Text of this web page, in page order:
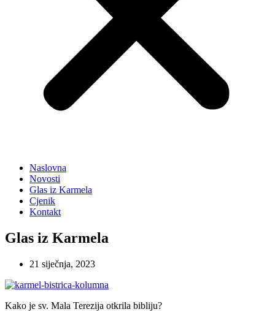
Naslovna
Novosti
Glas iz Karmela
Cjenik
Kontakt
Glas iz Karmela
21 siječnja, 2023
Kako je sv. Mala Terezija otkrila bibliju?